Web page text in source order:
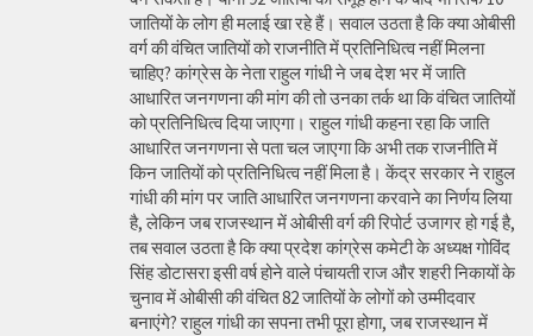
जातियों के लोग ही मलाई खा रहे हैं। सवाल उठता है कि क्या ओबीसी
वर्ग की वंचित जातियों को राजनीति में प्रतिनिधित्व नहीं मिलना
चाहिए? कांग्रेस के नेता राहुल गांधी ने जब देश भर में जाति
आधारित जनगणना की मांग की तो उनका तर्क था कि वंचित जातियों
को प्रतिनिधित्व दिया जाएगा। राहुल गांधी कहना रहा कि जाति
आधारित जनगणना से पता चल जाएगा कि अभी तक राजनीति में
किन जातियों को प्रतिनिधित्व नहीं मिला है। केंद्र सरकार ने राहुल
गांधी की मांग पर जाति आधारित जनगणना करवाने का निर्णय लिया
है, लेकिन जब राजस्थान में ओबीसी वर्ग की रिपोर्ट उजागर हो गई है,
तब सवाल उठता है कि क्या प्रदेश कांग्रेस कमेटी के अध्यक्ष गोविंद
सिंह डोटासरा इसी वर्ष होने वाले पंचायती राज और शहरी निकायों के
चुनाव में ओबीसी की वंचित 82 जातियों के लोगों को उम्मीदवार
बनाएंगे? राहुल गांधी का सपना तभी पूरा होगा, जब राजस्थान में